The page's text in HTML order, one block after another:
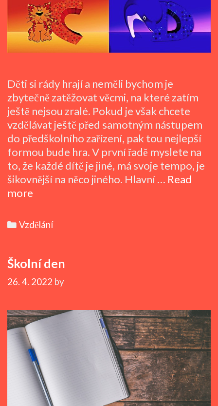
Děti si rády hrají a neměli bychom je
zbytečně zatěžovat věcmi, na které zatím
ještě nejsou zralé. Pokud je však chcete
vzdělávat ještě před samotným nástupem
do předškolního zařízení, pak tou nejlepší
formou bude hra. V první řadě myslete na
to, že každé dítě je jiné, má svoje tempo, je
šikovnější na něco jiného. Hlavní … Read
more
Categories
Vzdělání
Školní den
26. 4. 2022 by